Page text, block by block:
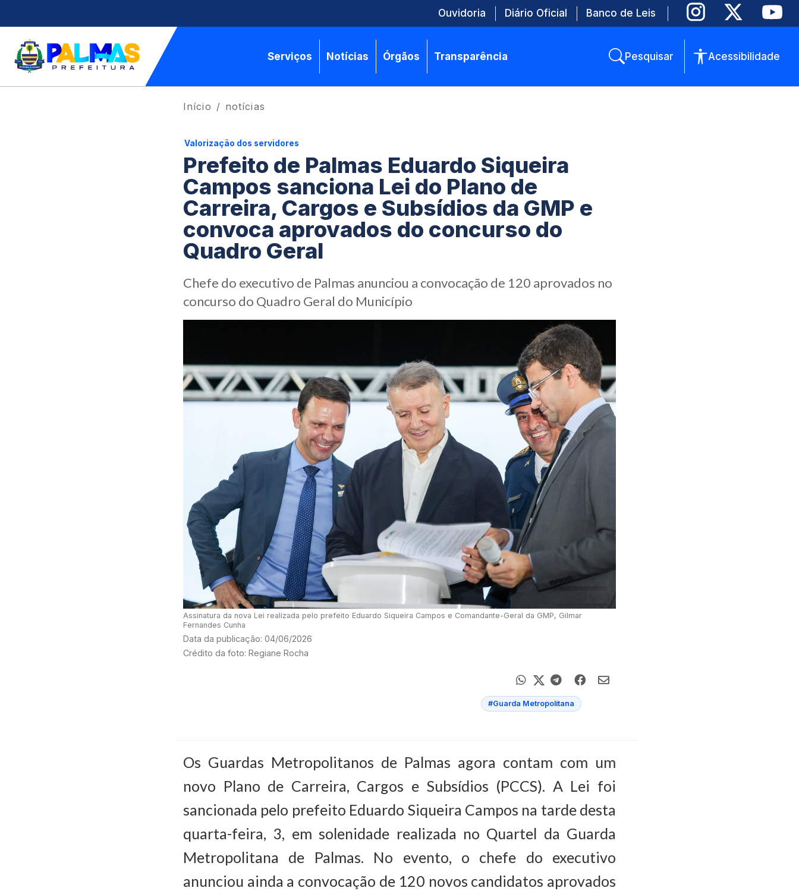
Ouvidoria Diário Oficial Banco de Leis
Serviços Notícias Órgãos Transparência Pesquisar Acessibilidade
Início notícias
Valorização dos servidores
Prefeito de Palmas Eduardo Siqueira
Campos sanciona Lei do Plano de
Carreira, Cargos e Subsídios da GMP e
convoca aprovados do concurso do
Quadro Geral
Chefe do executivo de Palmas anunciou a convocação de 120 aprovados no
concurso do Quadro Geral do Município
Assinatura da nova Lei realizada pelo prefeito Eduardo Siqueira Campos e Comandante-Geral da GMP, Gilmar
Fernandes Cunha
Data da publicação: 04/06/2026
Crédito da foto: Regiane Rocha
#Guarda Metropolitana
Os Guardas Metropolitanos de Palmas agora contam com um
novo Plano de Carreira, Cargos e Subsídios (PCCS). A Lei foi
sancionada pelo prefeito Eduardo Siqueira Campos na tarde desta
quarta-feira, 3, em solenidade realizada no Quartel da Guarda
Metropolitana de Palmas. No evento, o chefe do executivo
anunciou ainda a convocação de 120 novos candidatos aprovados